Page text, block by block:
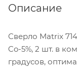
Описание
Сверло Matrix
Co-5%, 2 шт. в
градусов,